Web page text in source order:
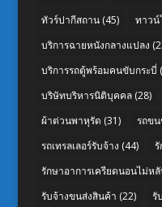
ทัวร์ปากีสถาน(45) ทาวน์
บริการฉายหนังกลางแปลง
บริการรถตู้พร้อมคนขับกระบี่
บริษัทบริหารนิติบุคคล(28)
ผ้าต่วนพาหุรัด (31) รถข
รถเทรลเลอร์รับจ้าง (44)
รักษาอาการเครียดนอนไม่ห
รับจ้างขนส่งสินค้า (22) รั